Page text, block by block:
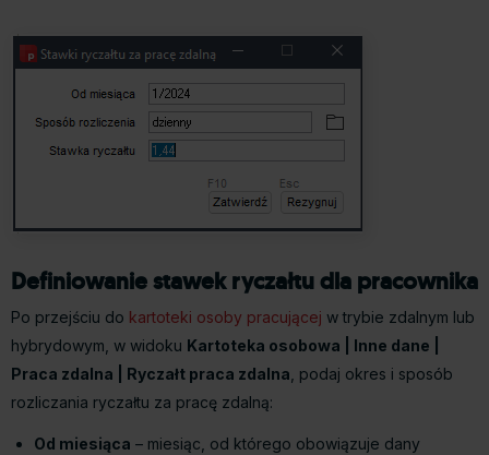
Definiowanie stawek ryczałtu dla pracownika
Po przejściu do kartoteki osoby pracującej w trybie zdalnym lub
hybrydowym, w widoku Kartoteka osobowa | Inne dane |
Praca zdalna | Ryczałt praca zdalna , podaj okres i sposób
rozliczania ryczałtu za pracę zdalną:
Od miesiąca – miesiąc, od którego obowiązuje dany